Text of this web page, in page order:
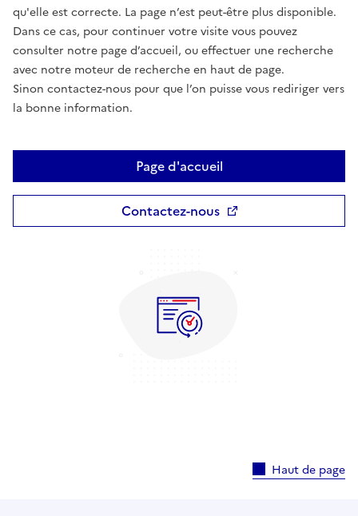
qu'elle est correcte. La page n’est peut-être plus disponible.
Dans ce cas, pour continuer votre visite vous pouvez
consulter notre page d’accueil, ou effectuer une recherche
avec notre moteur de recherche en haut de page.
Sinon contactez-nous pour que l’on puisse vous rediriger vers
la bonne information.
Page d'accueil
Contactez-nous
Haut de page